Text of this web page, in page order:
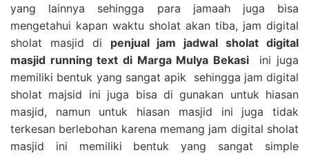
yang lainnya sehingga para jamaah juga bisa
mengetahui kapan waktu sholat akan tiba, jam digital
sholat masjid di penjual jam jadwal sholat digital
masjid running text di Marga Mulya Bekasi ini juga
memiliki bentuk yang sangat apik sehingga jam digital
sholat majsid ini juga bisa di gunakan untuk hiasan
masjid, namun untuk hiasan masjid ini juga tidak
terkesan berlebohan karena memang jam digital sholat
masjid ini memiliki bentuk yang sangat simple